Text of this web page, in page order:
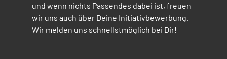
und wenn nichts Passendes dabei ist, freuen
wir uns auch über Deine Initiativbewerbung.
Wir melden uns schnellstmöglich bei Dir!